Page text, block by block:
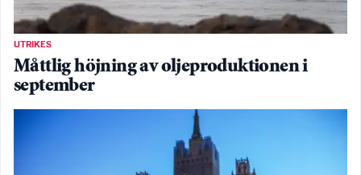
UTRIKES
Måttlig höjning av oljeproduktionen i
september